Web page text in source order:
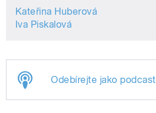
Kateřina Huberová
Iva Piskalová
Odebírejte jako podcast